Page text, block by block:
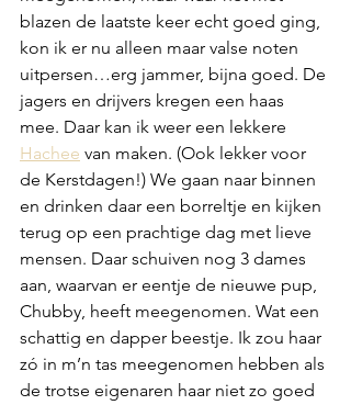
blazen de laatste keer echt goed ging,
kon ik er nu alleen maar valse noten
uitpersen…erg jammer, bijna goed. De
jagers en drijvers kregen een haas
mee. Daar kan ik weer een lekkere
Hachee van maken. (Ook lekker voor
de Kerstdagen!) We gaan naar binnen
en drinken daar een borreltje en kijken
terug op een prachtige dag met lieve
mensen. Daar schuiven nog 3 dames
aan, waarvan er eentje de nieuwe pup,
Chubby, heeft meegenomen. Wat een
schattig en dapper beestje. Ik zou haar
zó in m’n tas meegenomen hebben als
de trotse eigenaren haar niet zo goed